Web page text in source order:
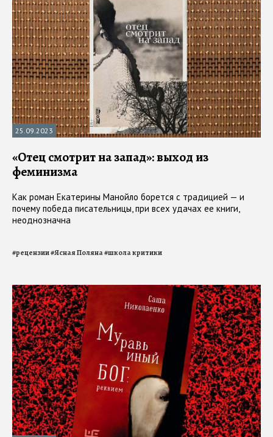
25.09.2023
«Отец смотрит на запад»: выход из
феминизма
Как роман Екатерины Манойло борется с традицией — и
почему победа писательницы, при всех удачах ее книги,
неоднозначна
#рецензии#Ясная Поляна#школа критики